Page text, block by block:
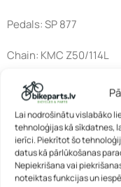
Lai nodrošinātu vislabāko
tehnoloģijas kā sīkdatnes,
ierīci. Piekrītot šo
datus kā pārlūkošanas
Nepiekrišana vai
noteiktas funkcijas un
Pedals: SP 877
Chain: KMC Z50/114L
Stem: CTM adjustable,
Handlebars: Zoom
Headset: Neco semi-
Saddle: CTM